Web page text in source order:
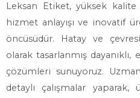
Leksan Etiket, yüksek kalite
hizmet anlayışı ve inovatif
öncüsüdür. Hatay ve
olarak tasarlanmış
çözümleri sunuyoruz.
detaylı çalışmalar